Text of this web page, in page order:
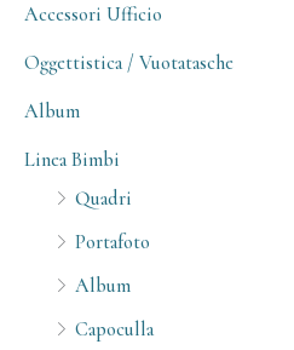
Accessori Ufficio
Oggettistica / Vuotatasche
Album
Linea Bimbi
Quadri
Portafoto
Album
Capoculla